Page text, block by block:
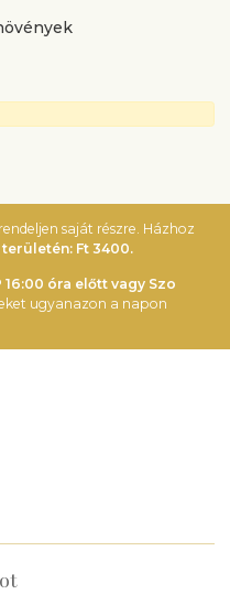
saját részre. Házhoz
Ft 3400.
16:00 óra előtt vagy Szo
ugyanazon a napon